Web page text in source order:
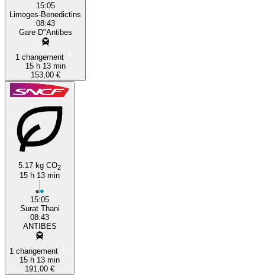
15:05
Limoges-Benedictins
08:43
Gare D"Antibes
1 changement
15 h 13 min
153,00 €
5.17 kg CO2
15 h 13 min
15:05
Surat Thani
08:43
ANTIBES
1 changement
15 h 13 min
191,00 €